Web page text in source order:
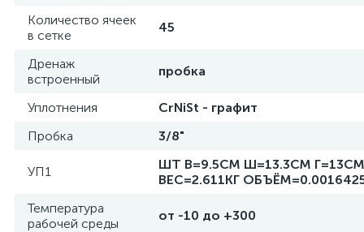
Количество ячеек
в сетке
45
Дренаж
встроенный
пробка
Уплотнения
CrNiSt - графит
Пробка
3/8"
УП1
ШТ В=9.5СМ Ш=13.3СМ Г=13СМ
ВЕС=2.611КГ
Температура
рабочей среды
от -10 до +300